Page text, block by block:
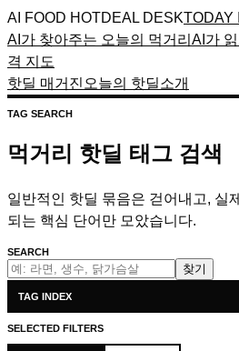
AI FOOD HOTDEAL DESKTODAY
AI가 찾아주는 오늘의 먹거리 AI가
격 지도
핫딜 매거진 오늘의 핫딜소개
TAG SEARCH
먹거리 핫딜 태그 검색
일반적인 핫딜 묶음은 걷어내고, 실
되는 핵심 단어만 모았습니다.
SEARCH
찾기
TAG INDEX
SELECTED FILTERS